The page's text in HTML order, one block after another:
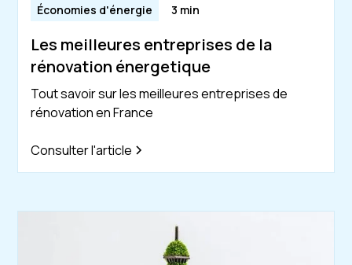
Économies d'énergie 3 min
Les meilleures entreprises de la
rénovation énergetique
Tout savoir sur les meilleures entreprises de
rénovation en France
Consulter l'article